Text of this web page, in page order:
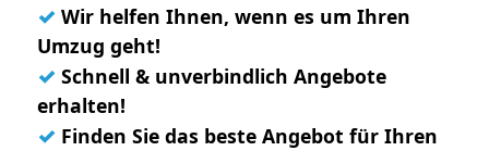
✓ Wir helfen Ihnen, wenn es um Ihren
Umzug geht!
✓ Schnell & unverbindlich Angebote
erhalten!
✓ Finden Sie das beste Angebot für Ihren